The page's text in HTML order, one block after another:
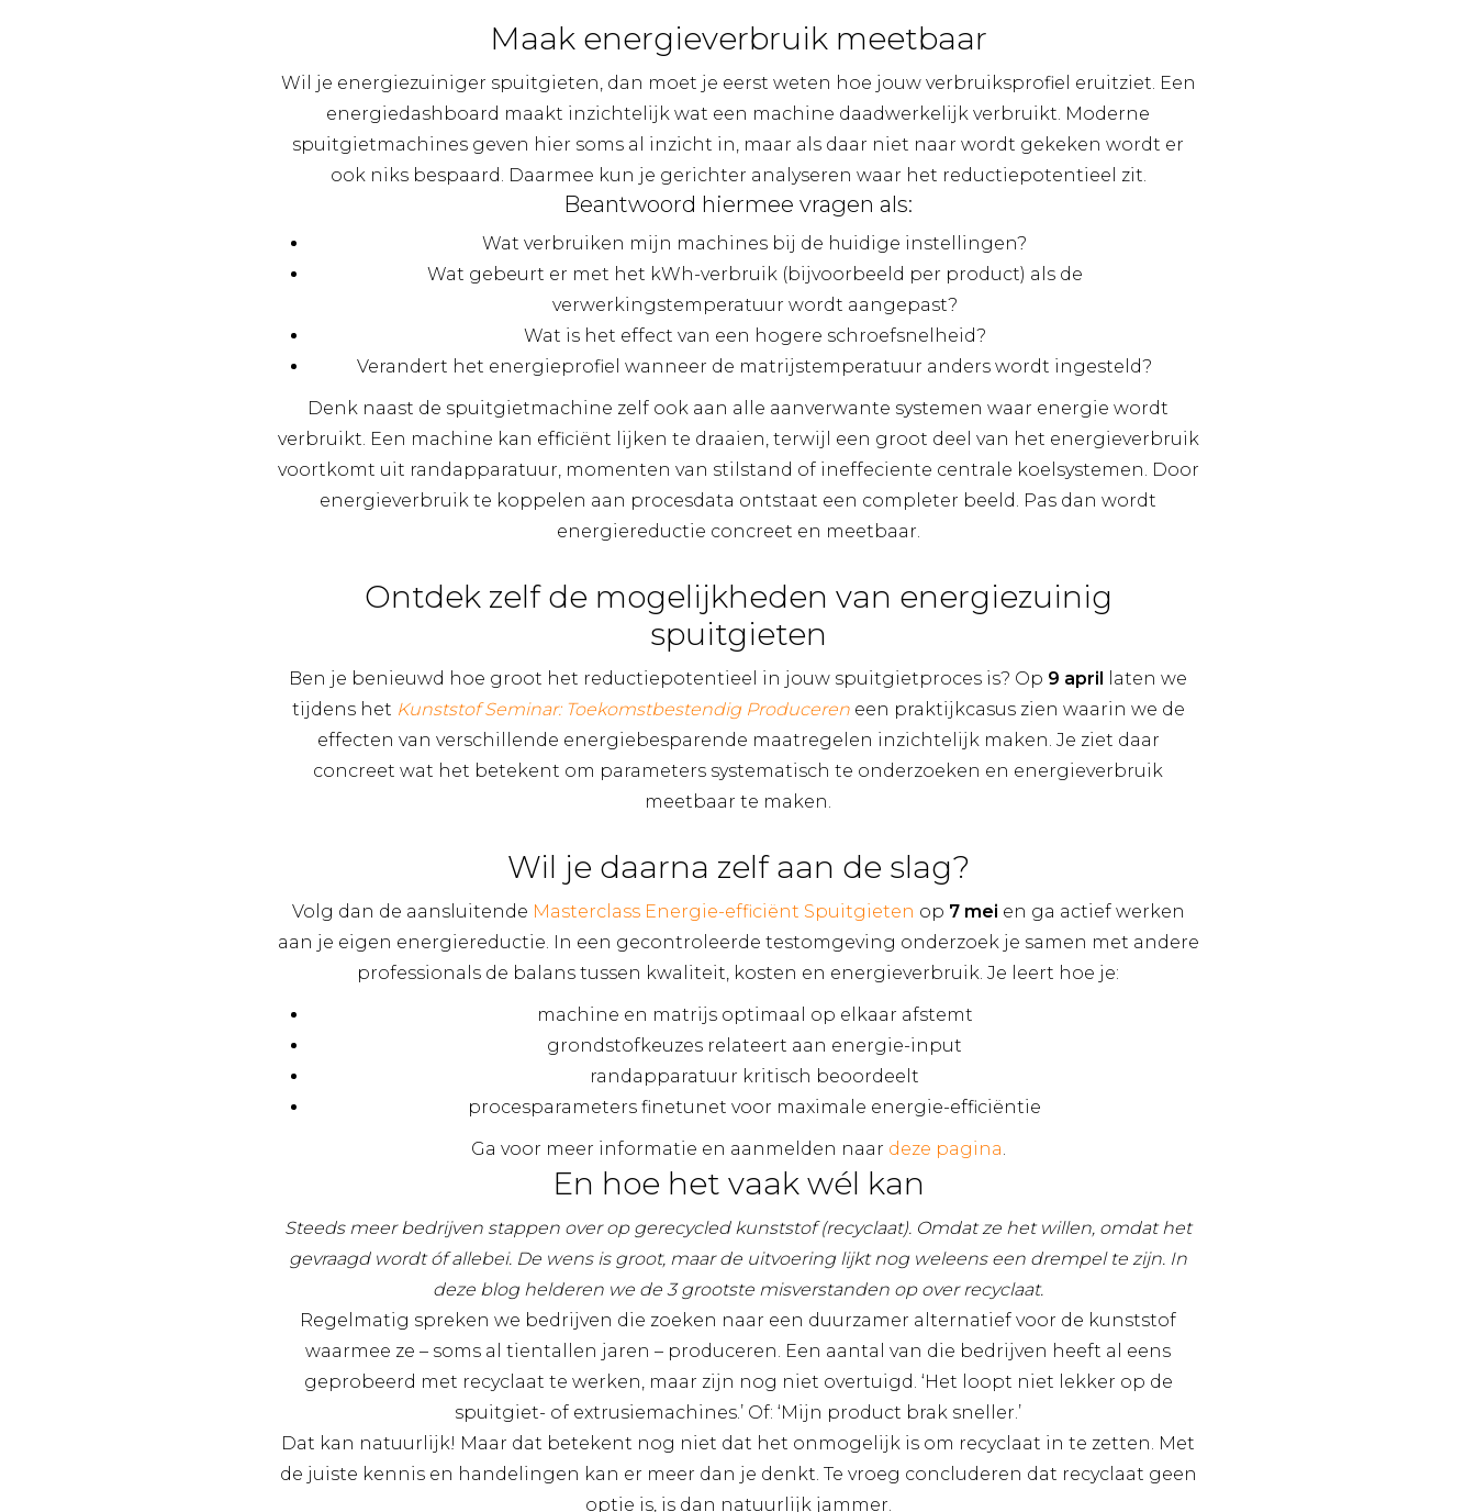
Maak energieverbruik meetbaar
Wil je energiezuiniger spuitgieten, dan moet je eerst weten hoe jouw verbruiksprofiel eruitziet. Een
energiedashboard maakt inzichtelijk wat een machine daadwerkelijk verbruikt. Moderne
spuitgietmachines geven hier soms al inzicht in, maar als daar niet naar wordt gekeken wordt er
ook niks bespaard. Daarmee kun je gerichter analyseren waar het reductiepotentieel zit.
Beantwoord hiermee vragen als:
Wat verbruiken mijn machines bij de huidige instellingen?
Wat gebeurt er met het kWh-verbruik (bijvoorbeeld per product) als de
verwerkingstemperatuur wordt aangepast?
Wat is het effect van een hogere schroefsnelheid?
Verandert het energieprofiel wanneer de matrijstemperatuur anders wordt ingesteld?
Denk naast de spuitgietmachine zelf ook aan alle aanverwante systemen waar energie wordt
verbruikt. Een machine kan efficiënt lijken te draaien, terwijl een groot deel van het energieverbruik
voortkomt uit randapparatuur, momenten van stilstand of ineffeciente centrale koelsystemen. Door
energieverbruik te koppelen aan procesdata ontstaat een completer beeld. Pas dan wordt
energiereductie concreet en meetbaar.
Ontdek zelf de mogelijkheden van energiezuinig
spuitgieten
Ben je benieuwd hoe groot het reductiepotentieel in jouw spuitgietproces is? Op 9 april laten we
tijdens het Kunststof Seminar: Toekomstbestendig Producereneen praktijkcasus zien waarin we de
effecten van verschillende energiebesparende maatregelen inzichtelijk maken. Je ziet daar
concreet wat het betekent om parameters systematisch te onderzoeken en energieverbruik
meetbaar te maken.
Wil je daarna zelf aan de slag?
Volg dan de aansluitende Masterclass Energie-efficiënt Spuitgieten op 7 mei en ga actief werken
aan je eigen energiereductie. In een gecontroleerde testomgeving onderzoek je samen met andere
professionals de balans tussen kwaliteit, kosten en energieverbruik. Je leert hoe je:
machine en matrijs optimaal op elkaar afstemt
grondstofkeuzes relateert aan energie-input
randapparatuur kritisch beoordeelt
procesparameters finetunet voor maximale energie-efficiëntie
Ga voor meer informatie en aanmelden naar deze pagina.
En hoe het vaak wél kan
Steeds meer bedrijven stappen over op gerecycled kunststof (recyclaat). Omdat ze het willen, omdat het
gevraagd wordt óf allebei. De wens is groot, maar de uitvoering lijkt nog weleens een drempel te zijn. In
deze blog helderen we de 3 grootste misverstanden op over recyclaat.
Regelmatig spreken we bedrijven die zoeken naar een duurzamer alternatief voor de kunststof
waarmee ze – soms al tientallen jaren – produceren. Een aantal van die bedrijven heeft al eens
geprobeerd met recyclaat te werken, maar zijn nog niet overtuigd. ‘Het loopt niet lekker op de
spuitgiet- of extrusiemachines.’ Of: ‘Mijn product brak sneller.’
Dat kan natuurlijk! Maar dat betekent nog niet dat het onmogelijk is om recyclaat in te zetten. Met
de juiste kennis en handelingen kan er meer dan je denkt. Te vroeg concluderen dat recyclaat geen
optie is, is dan natuurlijk jammer.